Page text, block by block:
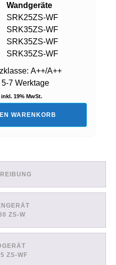
Wandgeräte
SRK25ZS-WF
SRK35ZS-WF
SRK35ZS-WF
SRK35ZS-WF
A++/A++
5-7 Werktage
inkl. 19% MwSt.
WARENKORB
ZS-W
ZS-WF